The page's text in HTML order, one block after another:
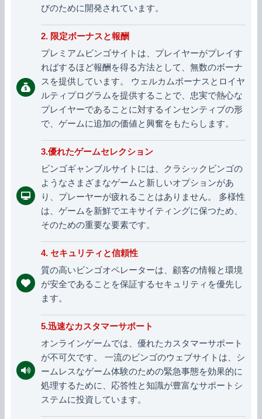
びのために開発されています。
2. 限定ボーナスと報酬
プレミアムビンゴサイトは、プレイヤーがプレイす
ればするほど報酬を得る方法として、無数のボーナ
スを提供しています。 ウェルカムボーナスとロイヤ
ルティプログラムを提供することで、忠実で熱心な
プレイヤーであることに対するインセンティブの形
で、ゲームに追加の価値と興奮をもたらします。
3.優れたゲームセレクション
ビンゴギャンブルサイトには、クラシックビンゴの
ようなさまざまなゲームと新しいオプションがあ
り、プレーヤーが疲れることはありません。 多様性
は、ゲームを新鮮でエキサイティングに保つため、
そのための重要な要素です。
4. セキュリティと信頼性
質の高いビンゴオペレーターは、顧客の情報と環境
が安全であることを保証するセキュリティを優先し
ます。
5.迅速なカスタマーサポート
オンラインゲームでは、優れたカスタマーサポート
が不可欠です。 一流のビンゴのウェブサイトは、シ
ームレスなゲーム体験のための緊急事態を効果的に
処理するために、応答性と知識が豊富なサポートシ
ステムに投資しています。